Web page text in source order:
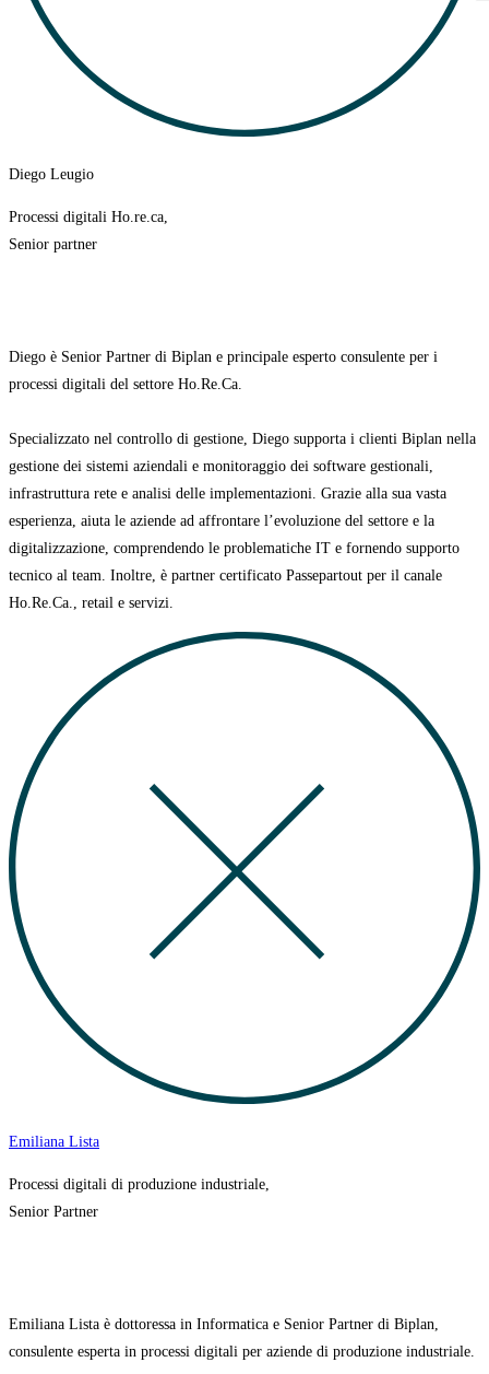
Diego Leugio
Processi digitali Ho.re.ca,
Senior partner
Diego è Senior Partner di Biplan e principale esperto consulente per i
processi digitali del settore Ho.Re.Ca.
Specializzato nel controllo di gestione, Diego supporta i clienti Biplan nella
gestione dei sistemi aziendali e monitoraggio dei software gestionali,
infrastruttura rete e analisi delle implementazioni. Grazie alla sua vasta
esperienza, aiuta le aziende ad affrontare l’evoluzione del settore e la
digitalizzazione, comprendendo le problematiche IT e fornendo supporto
tecnico al team. Inoltre, è partner certificato Passepartout per il canale
Ho.Re.Ca., retail e servizi.
Emiliana Lista
Processi digitali di produzione industriale,
Senior Partner
Emiliana Lista è dottoressa in Informatica e Senior Partner di Biplan,
consulente esperta in processi digitali per aziende di produzione industriale.